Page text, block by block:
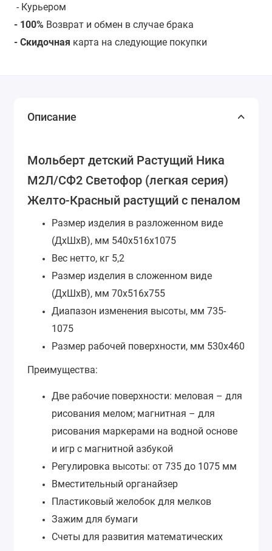
- Курьером
- 100% Возврат и обмен в случае брака
- Скидочная карта на следующие покупки
Описание
Мольберт детский Растущий Ника
М2Л/СФ2 Светофор (легкая серия)
Желто-Красный растущий с пеналом
Размер изделия в разложенном виде
(ДхШхВ), мм 540х516х1075
Вес нетто, кг 5,2
Размер изделия в сложенном виде
(ДхШхВ), мм 70х516х755
Диапазон изменения высоты, мм 735-
1075
Размер рабочей поверхности, мм 530х460
Преимущества:
Две рабочие поверхности: меловая – для
рисования мелом; магнитная – для
рисования маркерами на водной основе
и игр с магнитной азбукой
Регулировка высоты: от 735 до 1075 мм
Вместительный органайзер
Пластиковый желобок для мелков
Зажим для бумаги
Счеты для развития математических